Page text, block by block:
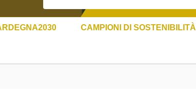
CAMPIONI DI SOSTENIBILITÀ